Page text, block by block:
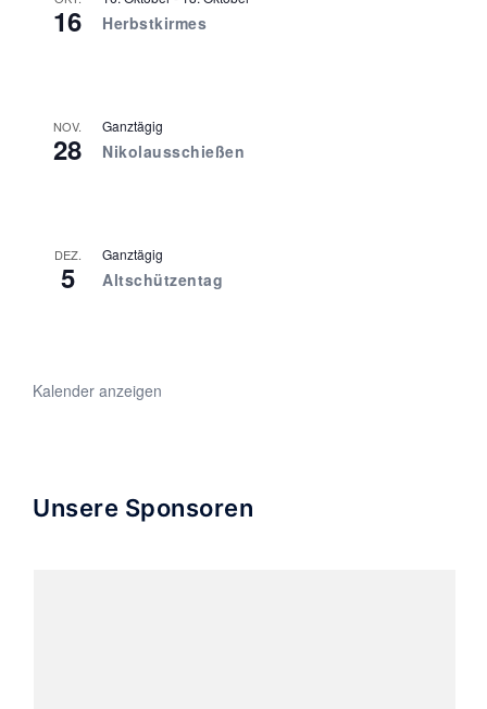
16 Herbstkirmes
NOV.
28
Ganztägig
Nikolausschießen
DEZ.
5
Ganztägig
Altschützentag
Kalender anzeigen
Unsere Sponsoren